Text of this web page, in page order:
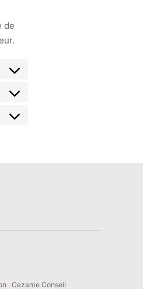
de
: Cezame Conseil